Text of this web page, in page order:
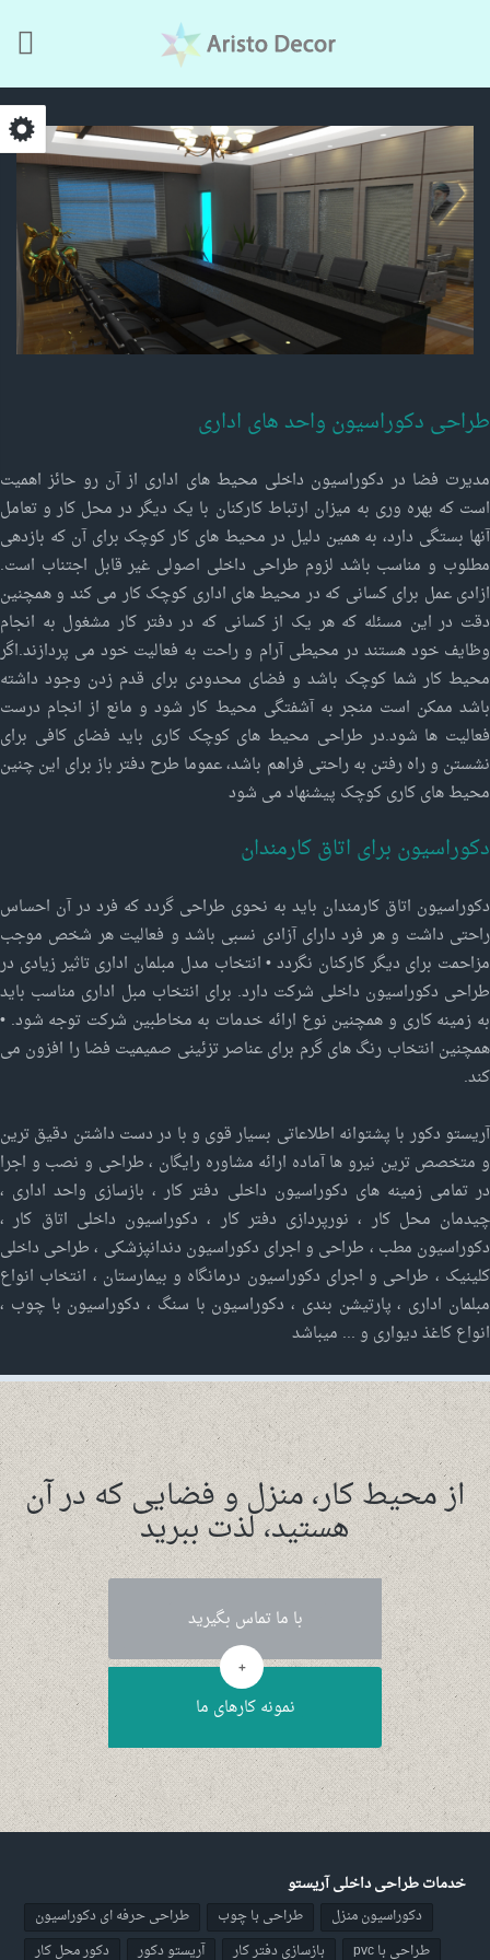
طراحی دکوراسیون واحد های اداری
مدیرت فضا در دکوراسیون داخلی محیط های اداری از آن رو حائز اهمیت
است که بهره وری به میزان ارتباط کارکنان با یک دیگر در محل کار و تعامل
آنها بستگی دارد، به همین دلیل در محیط های کار کوچک برای آن که بازدهی
مطلوب و مناسب باشد لزوم طراحی داخلی اصولی غیر قابل اجتناب است.
ازادی عمل برای کسانی که در محیط های اداری کوچک کار می کند و همچنین
دقت در این مسئله که هر یک از کسانی که در دفتر کار مشغول به انجام
وظایف خود هستند در محیطی آرام و راحت به فعالیت خود می پردازند.اگر
محیط کار شما کوچک باشد و فضای محدودی برای قدم زدن وجود داشته
باشد ممکن است منجر به آشفتگی محیط کار شود و مانع از انجام درست
فعالیت ها شود.در طراحی محیط های کوچک کاری باید فضای کافی برای
نشستن و راه رفتن به راحتی فراهم باشد، عموما طرح دفتر باز برای این چنین
محیط های کاری کوچک پیشنهاد می شود
دکوراسیون برای اتاق کارمندان
دکوراسیون اتاق کارمندان باید به نحوی طراحی گردد که فرد در آن احساس
راحتی داشت و هر فرد دارای آزادی نسبی باشد و فعالیت هر شخص موجب
مزاحمت برای دیگر کارکنان نگردد • انتخاب مدل مبلمان اداری تاثیر زیادی در
طراحی دکوراسیون داخلی شرکت دارد. برای انتخاب مبل اداری مناسب باید
به زمینه کاری و همچنین نوع ارائه خدمات به مخاطبین شرکت توجه شود. •
همچنین انتخاب رنگ های گرم برای عناصر تزئینی صمیمیت فضا را افزون می
کند.
آریستو دکور با پشتوانه اطلاعاتی بسیار قوی و با در دست داشتن دقیق ترین
و متخصص ترین نیرو ها آماده ارائه مشاوره رایگان ، طراحی و نصب و اجرا
در تمامی زمینه های دکوراسیون داخلی دفتر کار ، بازسازی واحد اداری ،
چیدمان محل کار ، نورپردازی دفتر کار ، دکوراسیون داخلی اتاق کار ،
دکوراسیون مطب ، طراحی و اجرای دکوراسیون دندانپزشکی ، طراحی داخلی
کلینیک ، طراحی و اجرای دکوراسیون درمانگاه و بیمارستان ، انتخاب انواع
مبلمان اداری ، پارتیشن بندی ، دکوراسیون با سنگ ، دکوراسیون با چوب ،
انواع کاغذ دیواری و ... میباشد
از محیط کار، منزل و فضایی که در آن
هستید، لذت ببرید
با ما تماس بگیرید
+
نمونه کارهای ما
خدمات طراحی داخلی آریستو
طراحی حرفه ای دکوراسیون طراحی با چوب
دکوراسیون منزل
دکور محل کار
آریستو دکور بازسازی دفتر کار طراحی با pvc